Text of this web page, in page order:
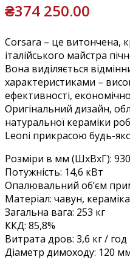
₴374 250.00
Corsara – це витончена,
італійського майстра
Вона виділяється
характеристиками –
ефективності,
Оригінальний дизайн,
натуральної кераміки
Leoni прикрасою будь-
Розміри в мм (ШхВхГ):
Потужність: 14,6 кВт
Опалювальний об’єм
Матеріал: чавун, кераміка
Загальна вага: 253 кг
ККД: 85,8%
Витрата дров: 3,6 кг / год
Діаметр димоходу: 120